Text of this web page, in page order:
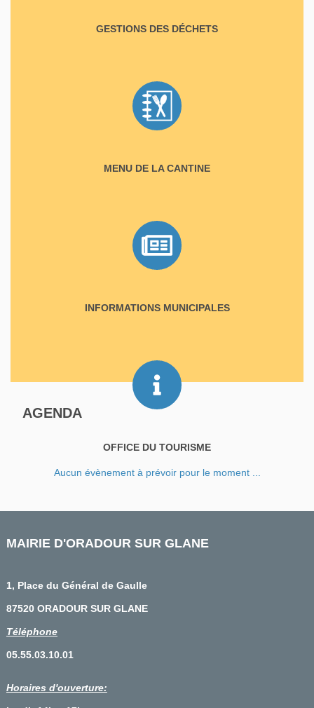
GESTIONS DES DÉCHETS
MENU DE LA CANTINE
INFORMATIONS MUNICIPALES
OFFICE DU TOURISME
AGENDA
Aucun évènement à prévoir pour le moment ...
MAIRIE D'ORADOUR SUR GLANE
1, Place du Général de Gaulle
87520 ORADOUR SUR GLANE
Téléphone
05.55.03.10.01
Horaires d'ouverture: